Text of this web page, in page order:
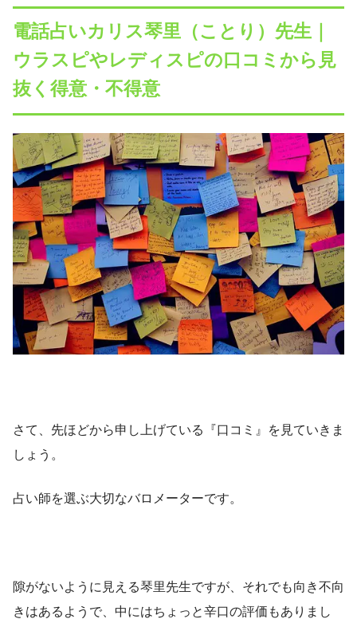
電話占いカリス琴里（ことり）先生｜
ウラスピやレディスピの口コミから見
抜く得意・不得意
さて、先ほどから申し上げている『口コミ』を見ていきま
しょう。
占い師を選ぶ大切なバロメーターです。
隙がないように見える琴里先生ですが、それでも向き不向
きはあるようで、中にはちょっと辛口の評価もありまし